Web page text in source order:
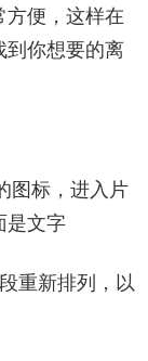
方便，这样在
到你想要的离
图标，进入片
是文字
重新排列，以